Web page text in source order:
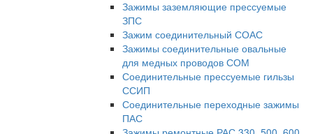
Зажимы заземляющие прессуемые
ЗПС
Зажим соединительный СОАС
Зажимы соединительные овальные
для медных проводов СОМ
Соединительные прессуемые гильзы
ССИП
Соединительные переходные зажимы
ПАС